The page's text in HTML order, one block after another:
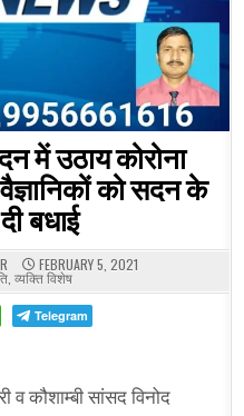
में उठाय कोरोना
को सदन के
बधाई
FEBRUARY 5, 2021
व्यक्ति विशेष
Telegram
व कौशाम्बी सांसद विनोद